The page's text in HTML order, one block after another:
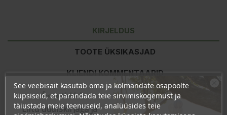
KIRJELDUS
TOOTE ÜKSIKASJAD
KLIENDI KOMMENTAARID
Toitumisalane teave 100g kohta
See veebisait kasutab oma ja kolmandate osapoolte
küpsiseid, et parandada teie sirvimiskogemust ja
täiustada meie teenuseid, analüüsides teie
Ära veel lahku!
Liitu uudiskirjaga ja